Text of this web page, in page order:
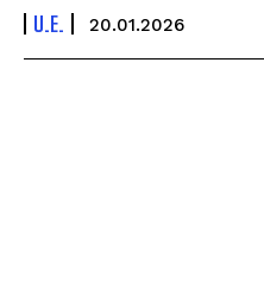
U.E. 20.01.2026